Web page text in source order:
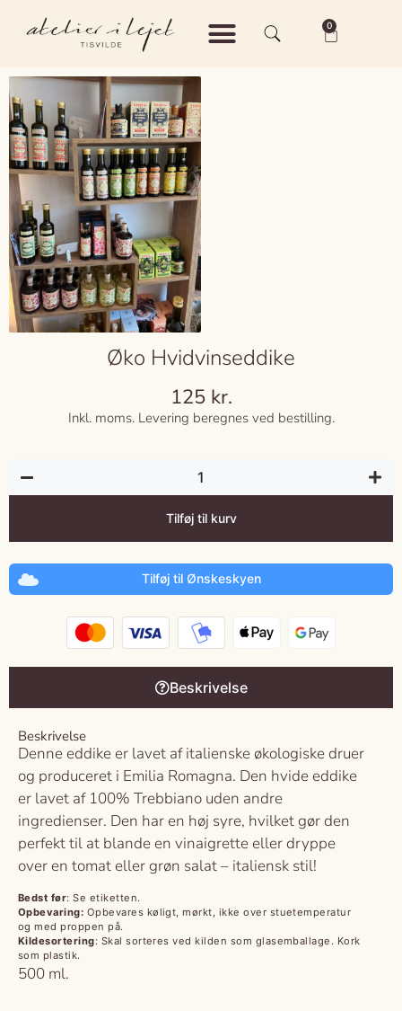
0
Øko Hvidvinseddike
125 kr.
Inkl. moms. Levering beregnes ved bestilling.
Tilføj til kurv
Tilføj til Ønskeskyen
Beskrivelse
Beskrivelse
Denne eddike er lavet af italienske økologiske druer
og produceret i Emilia Romagna. Den hvide eddike
er lavet af 100% Trebbiano uden andre
ingredienser. Den har en høj syre, hvilket gør den
perfekt til at blande en vinaigrette eller dryppe
over en tomat eller grøn salat – italiensk stil!
Bedst før: Se etiketten.
Opbevaring: Opbevares køligt, mørkt, ikke over stuetemperatur
og med proppen på.
Kildesortering: Skal sorteres ved kilden som glasemballage. Kork
som plastik.
500 ml.